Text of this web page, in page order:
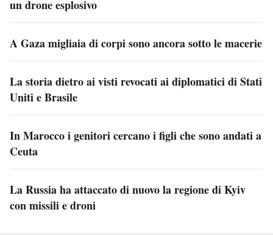
un drone esplosivo
A Gaza migliaia di corpi sono ancora sotto le macerie
La storia dietro ai visti revocati ai diplomatici di Stati
Uniti e Brasile
In Marocco i genitori cercano i figli che sono andati a
Ceuta
La Russia ha attaccato di nuovo la regione di Kyiv
con missili e droni